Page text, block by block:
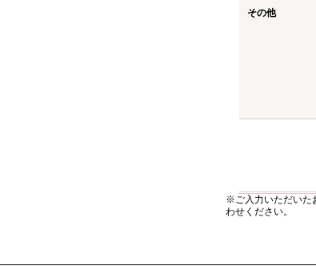
その他
※ご入力いただいた
わせください。